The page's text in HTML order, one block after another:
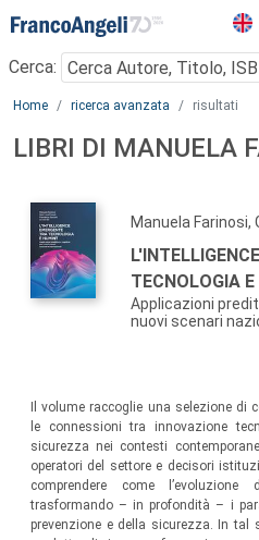
Menu
Cerca:
Main content
Home ricerca avanzata risultati
LIBRI DI MANUELA
Manuela Farinosi,
TECNOLOGIA
Applicazioni
nuovi scenari
Il volume raccoglie una selezione di
le connessioni tra innovazione
sicurezza nei contesti
operatori del settore e decisori
comprendere come
trasformando – in profondità – i
prevenzione e della sicurezza. In tal